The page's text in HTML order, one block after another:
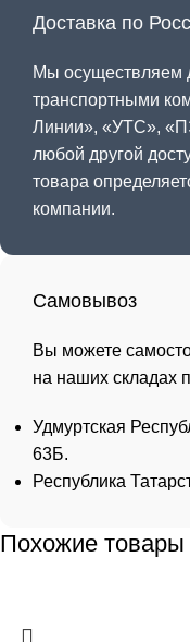
Доставка по
Мы осуществляем
транспортными
Линии», «УТС», «
любой другой
товара
компании.
Самовывоз
Вы можете
на наших складах
Удмуртская
63Б.
Республика
Похожие товары